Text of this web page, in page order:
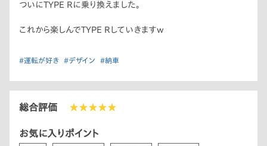
ついにTYPE Rに乗り換えました。
これから楽しんでTYPE Rしていきますw
#運転が好き #デザイン #納車
総合評価 ★★★★★
お気に入りポイント